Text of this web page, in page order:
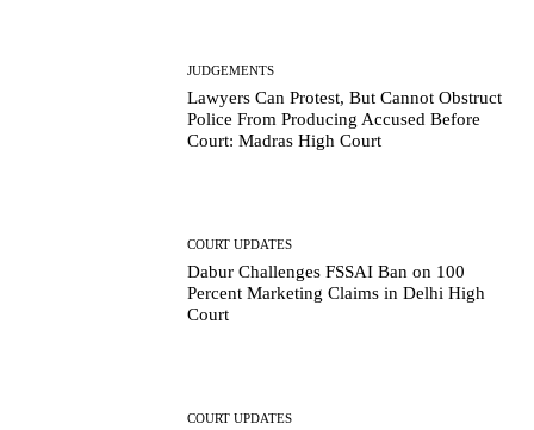
JUDGEMENTS
Lawyers Can Protest, But Cannot Obstruct
Police From Producing Accused Before
Court: Madras High Court
COURT UPDATES
Dabur Challenges FSSAI Ban on 100
Percent Marketing Claims in Delhi High
Court
COURT UPDATES